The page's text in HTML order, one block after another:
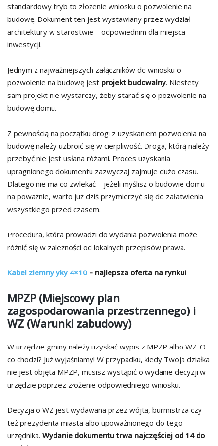
standardowy tryb to złożenie wniosku o pozwolenie na
budowę. Dokument ten jest wystawiany przez wydział
architektury w starostwie – odpowiednim dla miejsca
inwestycji.
Jednym z najważniejszych załączników do wniosku o
pozwolenie na budowę jest projekt budowalny. Niestety
sam projekt nie wystarczy, żeby starać się o pozwolenie na
budowę domu.
Z pewnością na początku drogi z uzyskaniem pozwolenia na
budowę należy uzbroić się w cierpliwość. Droga, którą należy
przebyć nie jest usłana różami. Proces uzyskania
upragnionego dokumentu zazwyczaj zajmuje dużo czasu.
Dlatego nie ma co zwlekać – jeżeli myślisz o budowie domu
na poważnie, warto już dziś przymierzyć się do załatwienia
wszystkiego przed czasem.
Procedura, która prowadzi do wydania pozwolenia może
różnić się w zależności od lokalnych przepisów prawa.
Kabel ziemny yky 4×10 – najlepsza oferta na rynku!
MPZP (Miejscowy plan
zagospodarowania przestrzennego) i
WZ (Warunki zabudowy)
W urzędzie gminy należy uzyskać wypis z MPZP albo WZ. O
co chodzi? Już wyjaśniamy! W przypadku, kiedy Twoja działka
nie jest objęta MPZP, musisz wystąpić o wydanie decyzji w
urzędzie poprzez złożenie odpowiedniego wniosku.
Decyzja o WZ jest wydawana przez wójta, burmistrza czy
też prezydenta miasta albo upoważnionego do tego
urzędnika. Wydanie dokumentu trwa najczęściej od 14 do